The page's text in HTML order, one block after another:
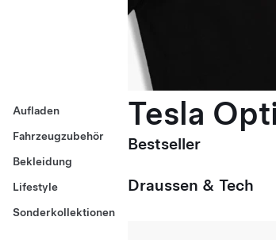
Aufladen
Fahrzeugzubehör
Bekleidung
Lifestyle
Sonderkollektionen
Tesla
Bestseller
Draussen & Tech